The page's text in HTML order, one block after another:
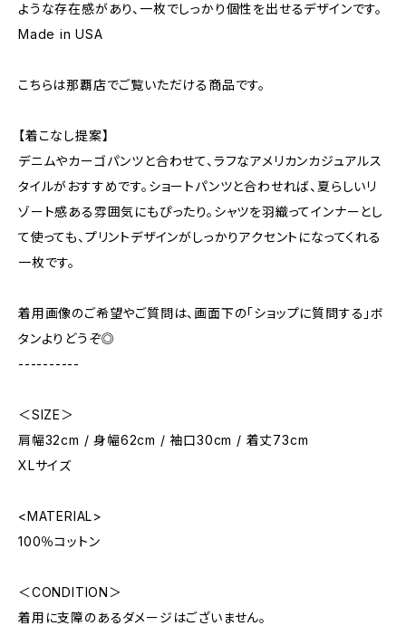
ような存在感があり、一枚でしっかり個性を出せるデザインです。
Made in USA
こちらは那覇店でご覧いただける商品です。
【着こなし提案】
デニムやカーゴパンツと合わせて、ラフなアメリカンカジュアルス
タイルがおすすめです。ショートパンツと合わせれば、夏らしいリ
ゾート感ある雰囲気にもぴったり。シャツを羽織ってインナーとし
て使っても、プリントデザインがしっかりアクセントになってくれる
一枚です。
着用画像のご希望やご質問は、画面下の「ショップに質問する」ボ
タンよりどうぞ◎
----------
＜SIZE＞
肩幅32cm / 身幅62cm / 袖口30cm / 着丈73cm
XLサイズ
<MATERIAL>
100％コットン
＜CONDITION＞
着用に支障のあるダメージはございません。